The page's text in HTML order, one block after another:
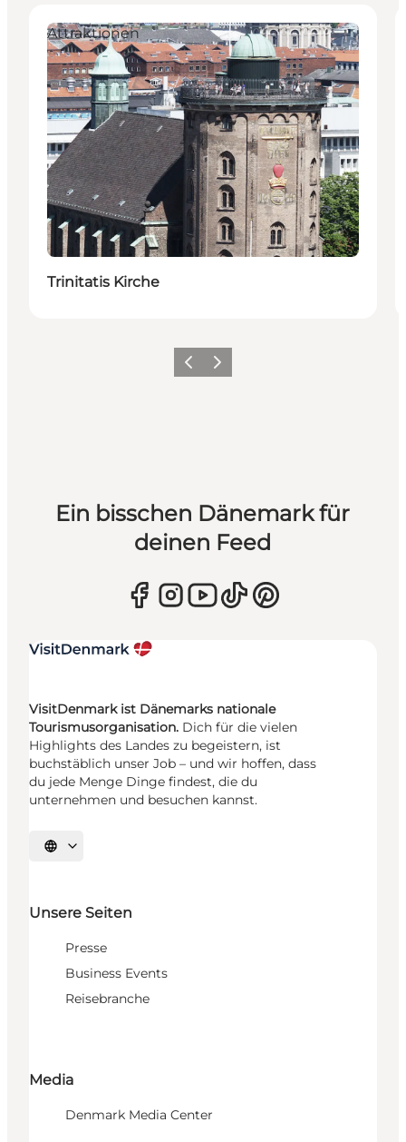
Attraktionen
Trinitatis Kirche
ZurückWeiter
Ein bisschen Dänemark für
deinen Feed
VisitDenmark ist Dänemarks nationale
Tourismusorganisation. Dich für die vielen
Highlights des Landes zu begeistern, ist
buchstäblich unser Job – und wir hoffen, dass
du jede Menge Dinge findest, die du
unternehmen und besuchen kannst.
Sprache auswählen
Unsere Seiten
Presse
Business Events
Reisebranche
Media
Denmark Media Center